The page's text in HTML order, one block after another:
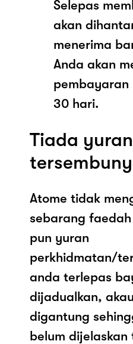
Selepas
akan
menerima
Anda akan
pembayaran
30 hari.
Tiada yuran
Atome tidak
sebarang
pun yuran
perkhidmatan/
anda terlepas
dijadualkan,
digantung
belum dijelaskan